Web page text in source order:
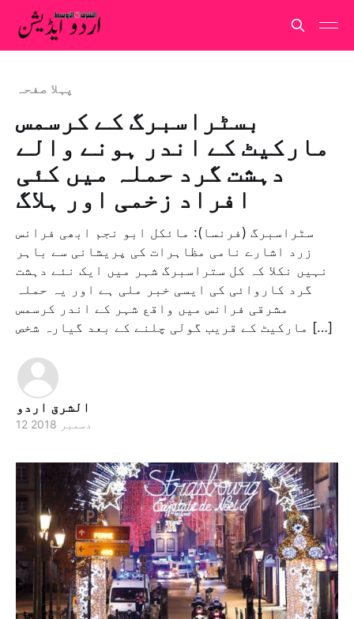
پہلا صفحہ
بسٹراسبرگ کے کرسمس
مارکیٹ کے اندر ہونے والے
دہشت گرد حملہ میں کئی
افراد زخمی اور ہلاگ
سٹراسبرگ (فرنسا): مائکل ابو نجم ابھی فرانس
زرد اشارے نامی مظاہرات کی پریشانی سے باہر
نہیں نکلا کہ کل ستراسبرگ شہر میں ایک نئے دہشت
گرد کاروائی کی ایسی خبر ملی ہے اور یہ حملہ
مشرقی فرانس میں واقع شہر کے اندر کرسمس
مارکیٹ کے قریب گولی چلنے کے بعد گیارہ شخص […]
الشرق اردو
12 دسمبر 2018